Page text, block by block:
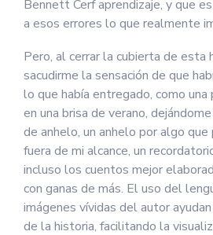
Bennett Cerf aprendizaje, y que
a esos errores lo que realmente
Pero, al cerrar la cubierta de esta
sacudirme la sensación de que
lo que había entregado, como una
en una brisa de verano,
de anhelo, un anhelo por algo que
fuera de mi alcance, un
incluso los cuentos mejor
con ganas de más. El uso del
imágenes vívidas del autor
de la historia, facilitando la